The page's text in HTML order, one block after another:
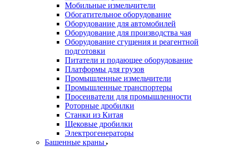
Мобильные измельчители
Обогатительное оборудование
Оборудование для автомобилей
Оборудование для производства чая
Оборудование сгущения и реагентной
подготовки
Питатели и подающее оборудование
Платформы для грузов
Промышленные измельчители
Промышленные транспортеры
Просеиватели для промышленности
Роторные дробилки
Станки из Китая
Щековые дробилки
Электрогенераторы
Башенные краны